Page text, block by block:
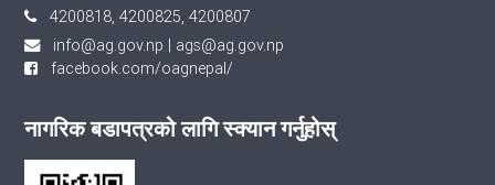
4200818, 4200825, 4200807
info@ag.gov.np
ags@ag.gov.np
facebook.com/oagnepal/
नागरिक बडापत्रको लागि स्क्यान गर्नुहोस्